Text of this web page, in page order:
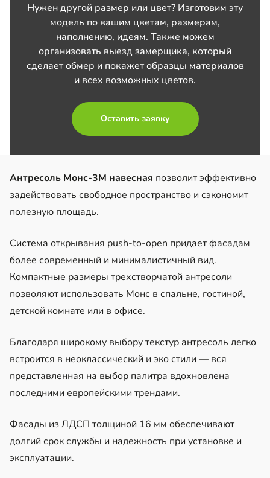
Нужен другой размер или цвет? Изготовим эту
модель по вашим цветам, размерам,
наполнению, идеям. Также можем
организовать выезд замерщика, который
сделает обмер и покажет образцы материалов
и всех возможных цветов.
Оставить заявку
Антресоль Монс-3М навесная позволит эффективно
задействовать свободное пространство и сэкономит
полезную площадь.
Система открывания push-to-open придает фасадам
более современный и минималистичный вид.
Компактные размеры трехстворчатой антресоли
позволяют использовать Монс в спальне, гостиной,
детской комнате или в офисе.
Благодаря широкому выбору текстур антресоль легко
встроится в неоклассический и эко стили — вся
представленная на выбор палитра вдохновлена
последними европейскими трендами.
Фасады из ЛДСП толщиной 16 мм обеспечивают
долгий срок службы и надежность при установке и
эксплуатации.